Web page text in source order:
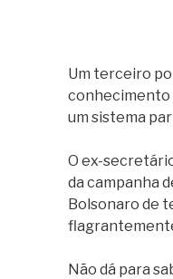
Um terceiro
conhecimento
um sistema
O ex-
da campanha
Bolsonaro de
Não dá para